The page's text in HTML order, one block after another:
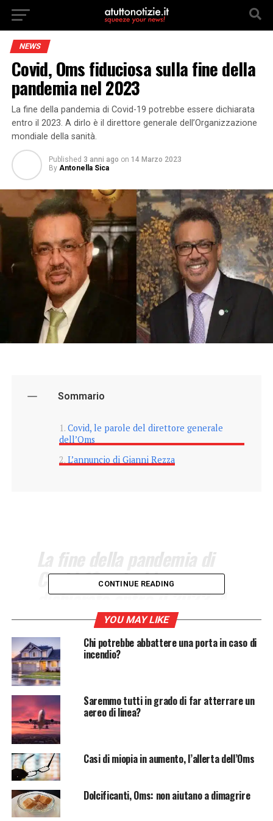
NEWS
Covid, Oms fiduciosa sulla fine della
pandemia nel 2023
La fine della pandemia di Covid-19 potrebbe essere dichiarata
entro il 2023. A dirlo è il direttore generale dell’Organizzazione
mondiale della sanità.
Published 3 anni ago on 14 Marzo 2023
By Antonella Sica
Sommario
Covid, le parole del direttore generale
dell’Oms
L’annuncio di Gianni Rezza
La fine della pandemia di
Covid-19 potrebbe essere
dichiarata entro il 2023. A
dirlo è il direttore generale
dell’Organizzazione
mondiale della sanità.
Entro il 2023 il Covid non sarà più un’
emergenza
globale. Ne è convinto ildirettore generale
dell’Organizzazione mondiale della sanità
Adhanom Ghebreyesus
fine della pandemianel 2023.
Covid, le parole del direttore
generale dell’Oms
CONTINUE READING
YOU MAY LIKE
Chi potrebbe abbattere una porta in caso di
incendio?
Saremmo tutti in grado di far atterrare un
aereo di linea?
Casi di miopia in aumento, l’allerta dell’Oms
Dolcificanti, Oms: non aiutano a dimagrire